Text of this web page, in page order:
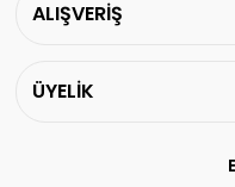
ALIŞVERİŞ
ÜYELİK